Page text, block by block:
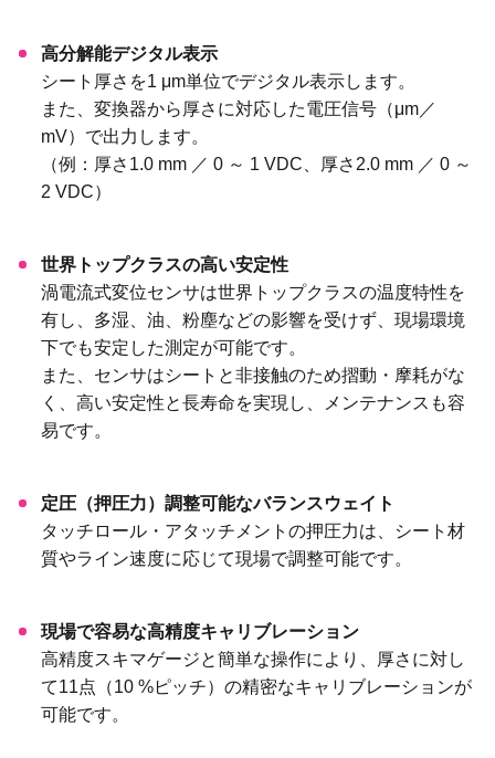
高分解能デジタル表示
シート厚さを1 μm単位でデジタル表示します。
また、変換器から厚さに対応した電圧信号（μm／
mV）で出力します。
（例：厚さ1.0 mm ／ 0 ～ 1 VDC、厚さ2.0 mm ／ 0 ～
2 VDC）
世界トップクラスの高い安定性
渦電流式変位センサは世界トップクラスの温度特性を
有し、多湿、油、粉塵などの影響を受けず、現場環境
下でも安定した測定が可能です。
また、センサはシートと非接触のため摺動・摩耗がな
く、高い安定性と長寿命を実現し、メンテナンスも容
易です。
定圧（押圧力）調整可能なバランスウェイト
タッチロール・アタッチメントの押圧力は、シート材
質やライン速度に応じて現場で調整可能です。
現場で容易な高精度キャリブレーション
高精度スキマゲージと簡単な操作により、厚さに対し
て11点（10 %ピッチ）の精密なキャリブレーションが
可能です。